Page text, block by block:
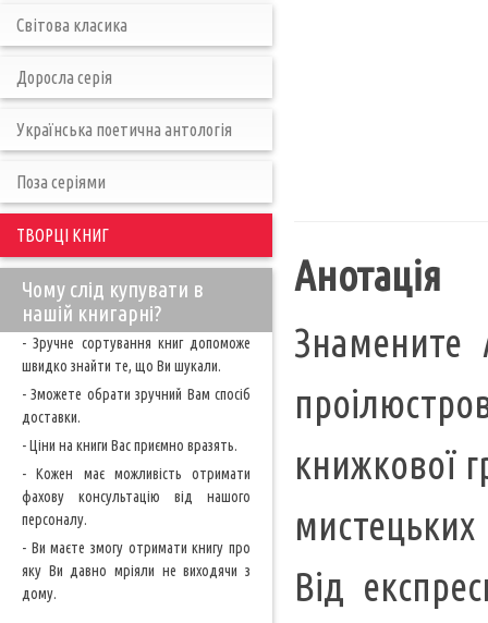
Анотація
Знамените
книжкової
Від
Світова класика
Доросла серія
Українська поетична антологія
Поза серіями
ТВОРЦІ КНИГ
Чому слід купувати в
нашій книгарні?
- Зручне сортування книг допоможе
швидко знайти те, що Ви шукали.
- Зможете обрати зручний Вам спосіб
доставки.
- Ціни на книги Вас приємно вразять.
- Кожен має можливість отримати
фахову консультацію від нашого
персоналу.
- Ви маєте змогу отримати книгу про
яку Ви давно мріяли не виходячи з
дому.